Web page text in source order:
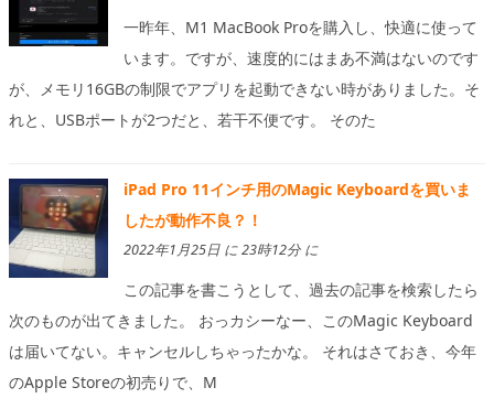
一昨年、M1 MacBook Proを購入し、快適に使って
います。ですが、速度的にはまあ不満はないのです
が、メモリ16GBの制限でアプリを起動できない時がありました。そ
れと、USBポートが2つだと、若干不便です。 そのた
iPad Pro 11インチ用のMagic Keyboardを買いま
したが動作不良？！
2022年1月25日 に 23時12分 に
この記事を書こうとして、過去の記事を検索したら
次のものが出てきました。 おっカシーなー、このMagic Keyboard
は届いてない。キャンセルしちゃったかな。 それはさておき、今年
のApple Storeの初売りで、M